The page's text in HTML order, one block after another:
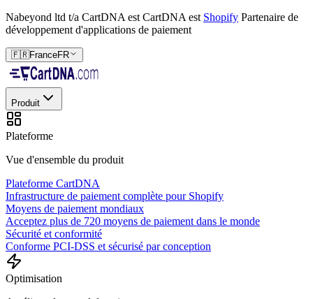
Nabeyond ltd t/a CartDNA est CartDNA est Shopify Partenaire de
développement d'applications de paiement
🇫🇷FranceFR
Produit
Plateforme
Vue d'ensemble du produit
Plateforme CartDNA
Infrastructure de paiement complète pour Shopify
Moyens de paiement mondiaux
Acceptez plus de 720 moyens de paiement dans le monde
Sécurité et conformité
Conforme PCI-DSS et sécurisé par conception
Optimisation